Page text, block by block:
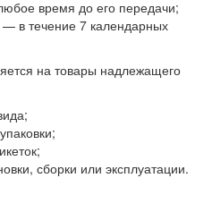
время до его передачи;
в течение 7 календарных
на товары надлежащего
сборки или эксплуатации.